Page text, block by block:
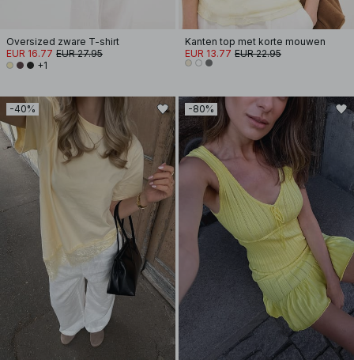
Oversized zware T-shirt
EUR 16.77 EUR 27.95
+1
Kanten top met korte mouwen
EUR 13.77 EUR 22.95
-40% -80%